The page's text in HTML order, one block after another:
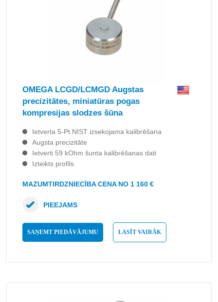
OMEGA LCGD/LCMGD Augstas
precizitātes, miniatūras pogas
kompresijas slodzes šūna
Ietverta 5-Pt NIST izsekojama kalibrēšana
Augsta precizitāte
Ietverti 59 kOhm šunta kalibrēšanas dati
Izteikts profils
MAZUMTIRDZNIECĪBA CENA NO 1 160 €
SAŅEMT PIEDĀVĀJUMU LASĪT VAIRĀK
PIEEJAMS